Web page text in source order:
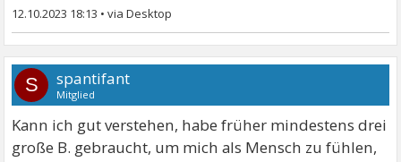
12.10.2023 18:13 •
S spantifant
Mitglied
Kann ich gut verstehen, habe früher mindestens drei
große B. gebraucht, um mich als Mensch zu fühlen,